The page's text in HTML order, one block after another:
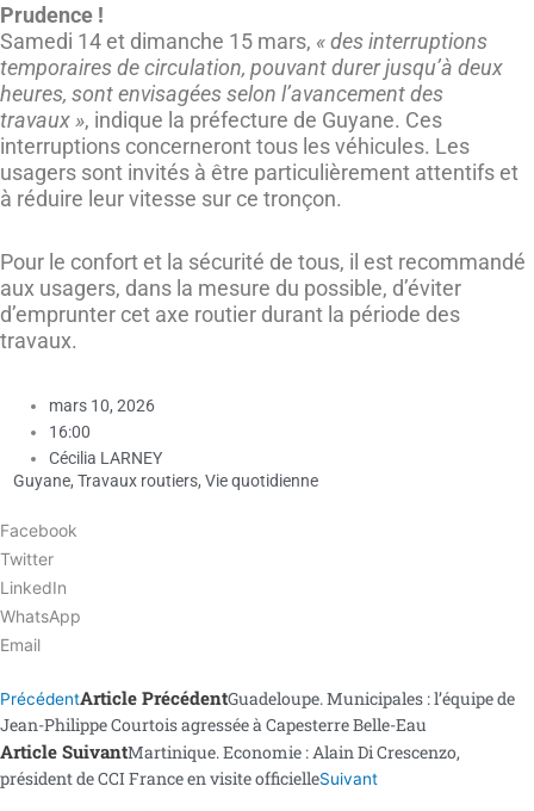
Prudence !
Samedi 14 et dimanche 15 mars, « des interruptions
temporaires de circulation, pouvant durer jusqu’à deux
heures, sont envisagées selon l’avancement des
travaux », indique la préfecture de Guyane. Ces
interruptions concerneront tous les véhicules. Les
usagers sont invités à être particulièrement attentifs et
à réduire leur vitesse sur ce tronçon.
Pour le confort et la sécurité de tous, il est recommandé
aux usagers, dans la mesure du possible, d’éviter
d’emprunter cet axe routier durant la période des
travaux.
mars 10, 2026
16:00
Cécilia LARNEY
Guyane, Travaux routiers, Vie quotidienne
Facebook
Twitter
LinkedIn
WhatsApp
Email
PrécédentArticle PrécédentGuadeloupe. Municipales : l’équipe de
Jean-Philippe Courtois agressée à Capesterre Belle-Eau
Article SuivantMartinique. Economie : Alain Di Crescenzo,
président de CCI France en visite officielleSuivant